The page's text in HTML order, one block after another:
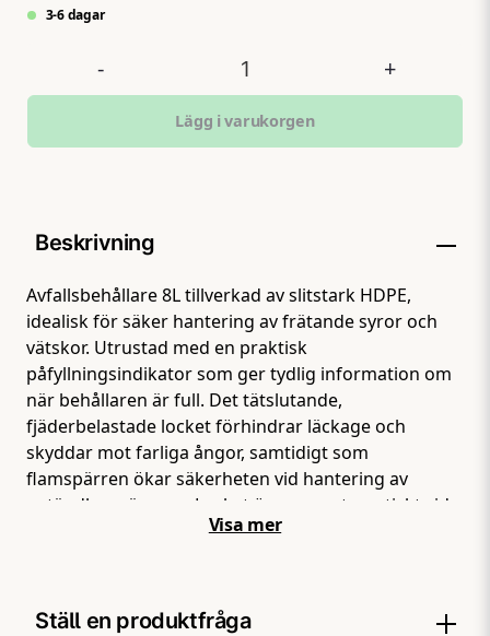
3-6 dagar
- +
Lägg i varukorgen
Beskrivning
Avfallsbehållare 8L tillverkad av slitstark HDPE,
idealisk för säker hantering av frätande syror och
vätskor. Utrustad med en praktisk
påfyllningsindikator som ger tydlig information om
när behållaren är full. Det tätslutande,
fjäderbelastade locket förhindrar läckage och
skyddar mot farliga ångor, samtidigt som
flamspärren ökar säkerheten vid hantering av
antändbara ämnen. Locket öppnas automatiskt vid
ett tryck mellan 0,2 - 0,35 bar, vilket säkerställer
hantering av farliga vätskor är avgörande.
Visa mer
Ställ en produktfråga